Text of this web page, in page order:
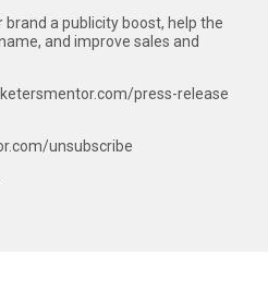
brand a publicity boost, help the
and improve sales and
press-release
unsubscribe